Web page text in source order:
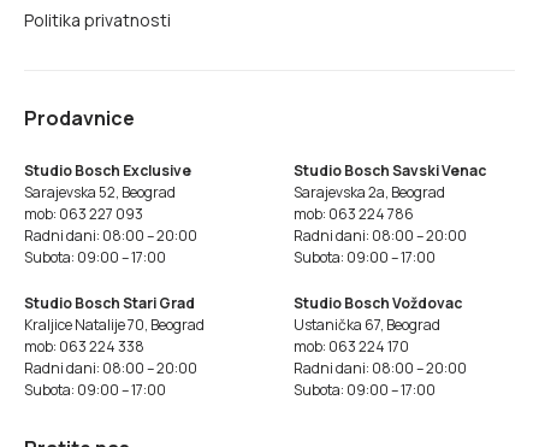
Politika privatnosti
Prodavnice
Studio Bosch Exclusive
Sarajevska 52, Beograd
mob: 063 227 093
Radni dani: 08:00 – 20:00
Subota: 09:00 – 17:00
Studio Bosch Savski Venac
Sarajevska 2a, Beograd
mob: 063 224 786
Radni dani: 08:00 – 20:00
Subota: 09:00 – 17:00
Studio Bosch Stari Grad
Kraljice Natalije 70, Beograd
mob: 063 224 338
Radni dani: 08:00 – 20:00
Subota: 09:00 – 17:00
Studio Bosch Voždovac
Ustanička 67, Beograd
mob: 063 224 170
Radni dani: 08:00 – 20:00
Subota: 09:00 – 17:00